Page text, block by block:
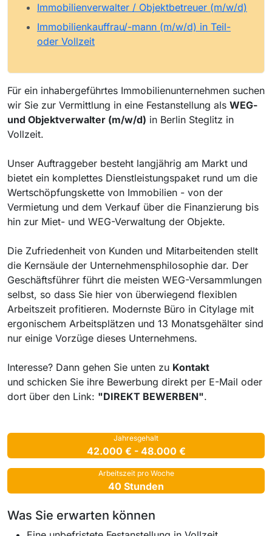
Immobilienverwalter / Objektbetreuer (m/w/d)
Immobilienkauffrau/-mann (m/w/d) in Teil-
oder Vollzeit
Für ein inhabergeführtes Immobilienunternehmen suchen
wir Sie zur Vermittlung in eine Festanstellung als WEG-
und Objektverwalter (m/w/d) in Berlin Steglitz in
Vollzeit.
Unser Auftraggeber besteht langjährig am Markt und
bietet ein komplettes Dienstleistungspaket rund um die
Wertschöpfungskette von Immobilien - von der
Vermietung und dem Verkauf über die Finanzierung bis
hin zur Miet- und WEG-Verwaltung der Objekte.
Die Zufriedenheit von Kunden und Mitarbeitenden stellt
die Kernsäule der Unternehmensphilosophie dar. Der
Geschäftsführer führt die meisten WEG-Versammlungen
selbst, so dass Sie hier von überwiegend flexiblen
Arbeitszeit profitieren. Modernste Büro in Citylage mit
ergonischem Arbeitsplätzen und 13 Monatsgehälter sind
nur einige Vorzüge dieses Unternehmens.
Interesse? Dann gehen Sie unten zu Kontakt
und schicken Sie ihre Bewerbung direkt per E-Mail oder
dort über den Link: "DIREKT BEWERBEN".
Jahresgehalt
42.000 € - 48.000 €
Arbeitszeit pro Woche
40 Stunden
Was Sie erwarten können